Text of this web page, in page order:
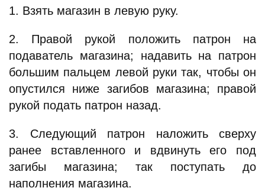
1. Взять магазин в левую руку.
2. Правой рукой положить патрон на
подаватель магазина; надавить на патрон
большим пальцем левой руки так, чтобы он
опустился ниже загибов магазина; правой
рукой подать патрон назад.
3. Следующий патрон наложить сверху
ранее вставленного и вдвинуть его под
загибы магазина; так поступать до
наполнения магазина.